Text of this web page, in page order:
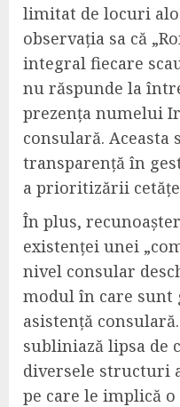
limitat de locuri
observația sa că
integral fiecare
nu răspunde la
prezența numelui
consulară. Aceasta
transparență în
a prioritizării
În plus,
existenței unei
nivel consular
modul în care sunt
asistență
subliniază lipsa de
diversele structuri
pe care le implică